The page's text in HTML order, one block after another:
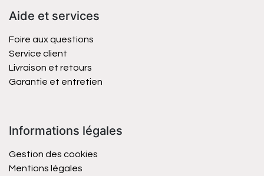
Aide et services
Foire aux questions
Service client
Livraison et retours
Garantie et entretien
Informations légales
Gestion des cookies
Mentions légales